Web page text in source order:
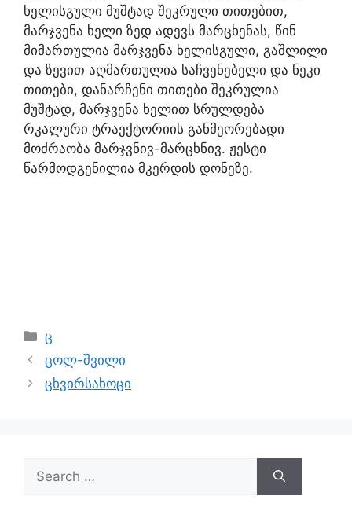
ხელისგული მუშტად შეკრული თითებით,
მარჯვენა ხელი ზედ ადევს მარცხენას, წინ
მიმართულია მარჯვენა ხელისგული, გაშლილი
და ზევით აღმართულია საჩვენებელი და ნეკი
თითები, დანარჩენი თითები შეკრულია
მუშტად, მარჯვენა ხელით სრულდება
რკალური ტრაექტორიის განმეორებადი
მოძრაობა მარჯვნივ-მარცხნივ. ჟესტი
წარმოდგენილია მკერდის დონეზე.
ც
ცოლ-შვილი
ცხვირსახოცი